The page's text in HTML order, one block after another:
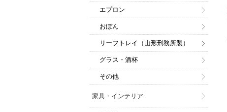
エプロン
おぼん
リーフトレイ（山形刑務所製）
グラス・酒杯
その他
家具・インテリア